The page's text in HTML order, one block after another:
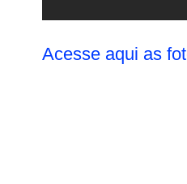
Acesse aqui as